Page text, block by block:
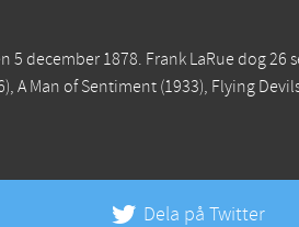
5 december 1878. Frank LaRue dog 26
A Man of Sentiment (1933), Flying
Dela på Twitter